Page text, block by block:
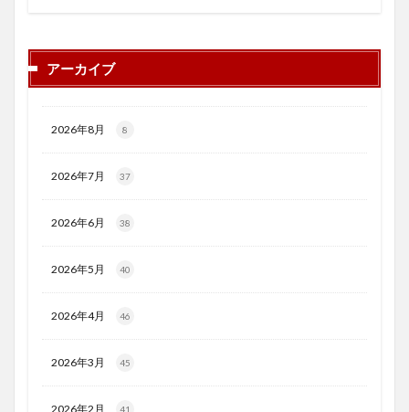
アーカイブ
2026年8月 8
2026年7月 37
2026年6月 38
2026年5月 40
2026年4月 46
2026年3月 45
2026年2月 41